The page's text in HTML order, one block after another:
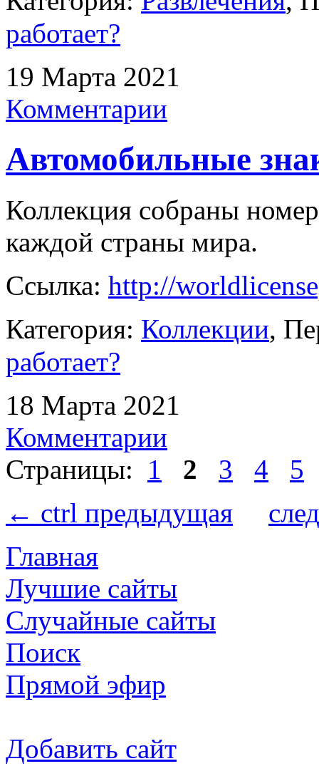
работает?
19 Марта 2021
Комментарии
Автомобильные
Коллекция собраны
каждой страны мира.
Ссылка: http://
Категория: Коллекции,
работает?
18 Марта 2021
Комментарии
Страницы: 1 2 3 4
5
← ctrl предыдущая
Главная
Лучшие сайты
Случайные сайты
Поиск
Прямой эфир
Добавить сайт